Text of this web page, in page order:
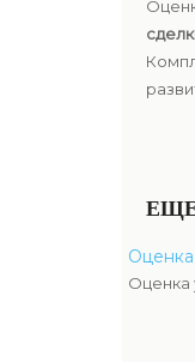
Оценка